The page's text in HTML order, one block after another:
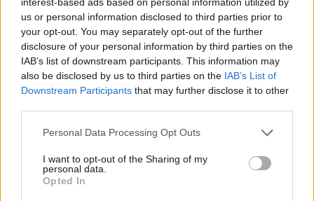
us or personal information disclosed to third parties prior to
your opt-out. You may separately opt-out of the further
disclosure of your personal information by third parties on the
IAB’s list of downstream participants. This information may
also be disclosed by us to third parties on the IAB’s List of
Downstream Participants that may further disclose it to other
Please note that this website/app uses one or more Google
not limited to your visit or usage behaviour. You may click to
grant or deny consent to Google and its third-party tags to
use your data for below specified purposes in below Google
Personal Data Processing Opt Outs
I want to opt-out of the Sharing of my
personal data.
Opted In
Szerző
Baji Etelka
Ismerje meg
A szerző cikkei